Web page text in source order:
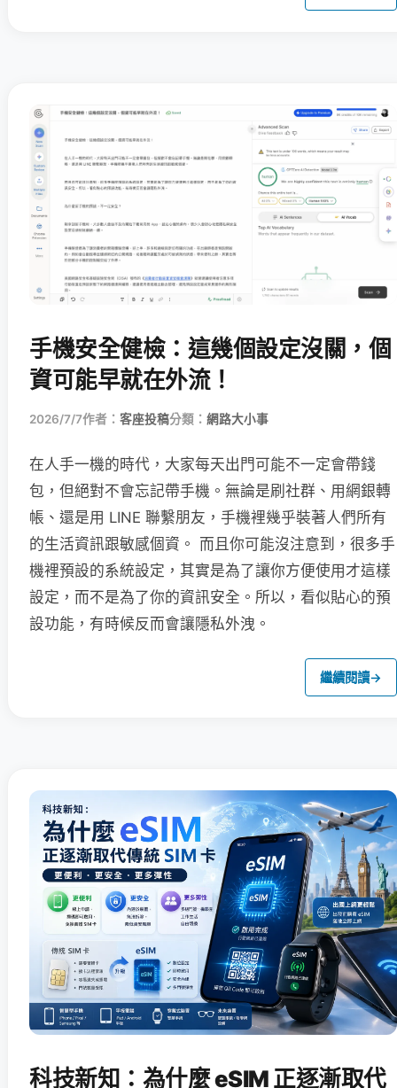
手機安全健檢：這幾個設定沒關，個
資可能早就在外流！
2026/7/7作者： 客座投稿分類： 網路大小事
在人手一機的時代，大家每天出門可能不一定會帶錢
包，但絕對不會忘記帶手機。無論是刷社群、用網銀轉
帳、還是用 LINE 聯繫朋友，手機裡幾乎裝著人們所有
的生活資訊跟敏感個資。 而且你可能沒注意到，很多手
機裡預設的系統設定，其實是為了讓你方便使用才這樣
設定，而不是為了你的資訊安全。所以，看似貼心的預
設功能，有時候反而會讓隱私外洩。
繼續閱讀→
科技新知：為什麼 eSIM 正逐漸取代